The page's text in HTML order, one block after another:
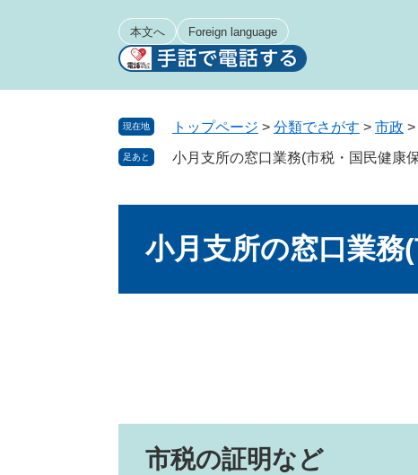
本文へ Foreign language
現在地 トップページ > 分類でさがす > 市政 >
足あと 小月支所の窓口業務(市税・国民健康
小月支所の窓口業務
市税の証明など